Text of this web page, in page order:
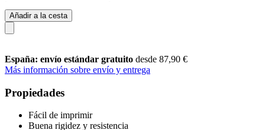
Añadir a la cesta
España: envío estándar gratuito desde 87,90 €
Más información sobre envío y entrega
Propiedades
Fácil de imprimir
Buena rigidez y resistencia